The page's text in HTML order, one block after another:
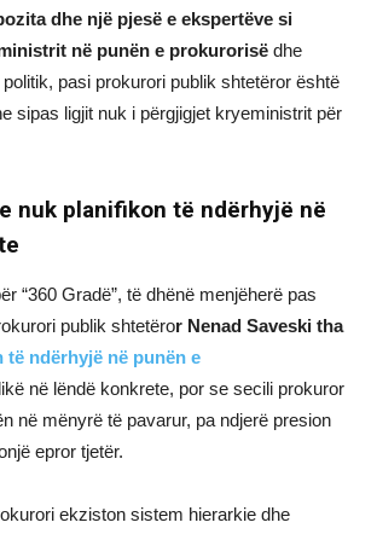
dhe një pjesë e ekspertëve si
në punën e prokurorisë dhe
pasi prokurori publik shtetëror është
sipas ligjit nuk i përgjigjet kryeministrit për
nuk planifikon të ndërhyjë në
“360 Gradë”, të dhënë menjëherë pas
publik shtetëror Nenad Saveski tha
të ndërhyjë në punën e
në lëndë konkrete, por se secili prokuror
në mënyrë të pavarur, pa ndjerë presion
epror tjetër.
ekziston sistem hierarkie dhe